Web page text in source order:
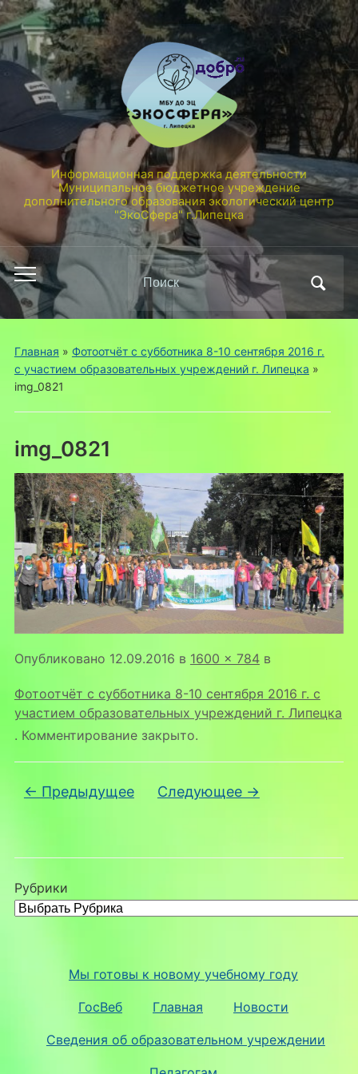
Информационная поддержка деятельности
Муниципальное бюджетное учреждение
дополнительного образования экологический центр
"ЭкоСфера" г.Липецка
Переключить
мобильное
меню
Поиск
по:
Главная » Фотоотчёт с субботника 8-10 сентября 2016 г.
с участием образовательных учреждений г. Липецка »
img_0821
img_0821
Опубликовано 12.09.2016 в 1600 × 784в
Фотоотчёт с субботника 8-10 сентября 2016 г. с
участием образовательных учреждений г. Липецка
. Комментирование закрыто.
← Предыдущее Следующее →
Рубрики
Мы готовы к новому учебному году
ГосВеб Главная Новости
Сведения об образовательном учреждении